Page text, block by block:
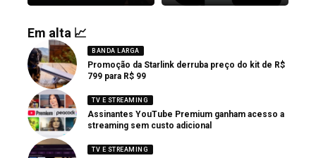
Em alta 📈
BANDA LARGA
Promoção da Starlink derruba preço do kit de R$
799 para R$ 99
TV E STREAMING
Assinantes YouTube Premium ganham acesso a
streaming sem custo adicional
TV E STREAMING